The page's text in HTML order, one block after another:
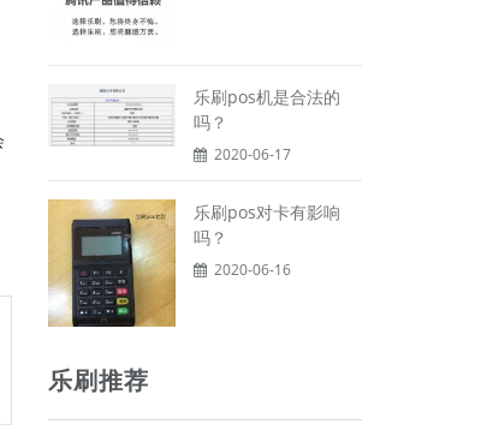
乐刷pos机是合法的
吗？
2020-06-17
乐刷pos对卡有影响
吗？
2020-06-16
乐刷推荐